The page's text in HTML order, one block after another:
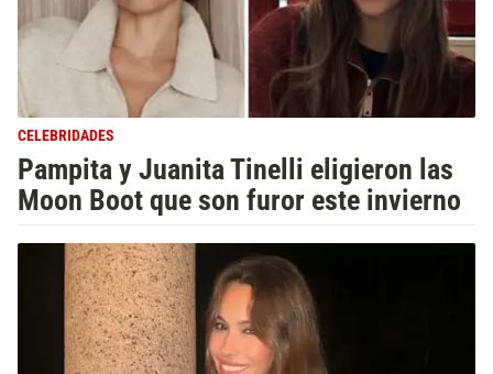
CELEBRIDADES
Pampita y Juanita Tinelli eligieron las
Moon Boot que son furor este invierno